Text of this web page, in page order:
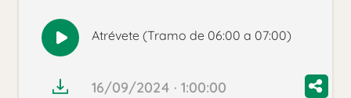
Reproducir
audio
Atrévete (Tramo de 06:00 a 07:00)
16/09/2024 · 1:00:00